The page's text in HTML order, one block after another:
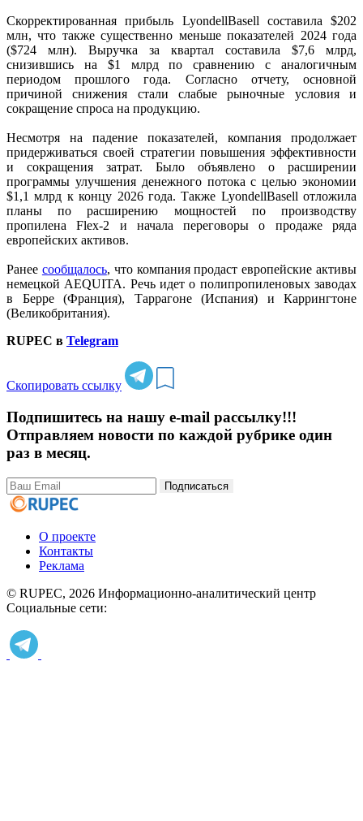
Скорректированная прибыль LyondellBasell составила $202
млн, что также существенно меньше показателей 2024 года
($724 млн). Выручка за квартал составила $7,6 млрд,
снизившись на $1 млрд по сравнению с аналогичным
периодом прошлого года. Согласно отчету, основной
причиной снижения стали слабые рыночные условия и
сокращение спроса на продукцию.
Несмотря на падение показателей, компания продолжает
придерживаться своей стратегии повышения эффективности
и сокращения затрат. Было объявлено о расширении
программы улучшения денежного потока с целью экономии
$1,1 млрд к концу 2026 года. Также LyondellBasell отложила
планы по расширению мощностей по производству
пропилена Flex-2 и начала переговоры о продаже ряда
европейских активов.
Ранее сообщалось, что компания продаст европейские активы
немецкой AEQUITA. Речь идет о полипропиленовых заводах
в Берре (Франция), Таррагоне (Испания) и Каррингтоне
(Великобритания).
RUPEC в Telegram
Скопировать ссылку
Подпишитесь на нашу e-mail рассылку!!!
Отправляем новости по каждой рубрике один
раз в месяц.
Подписаться
О проекте
Контакты
Реклама
© RUPEC, 2026 Информационно-аналитический центр
Социальные сети: